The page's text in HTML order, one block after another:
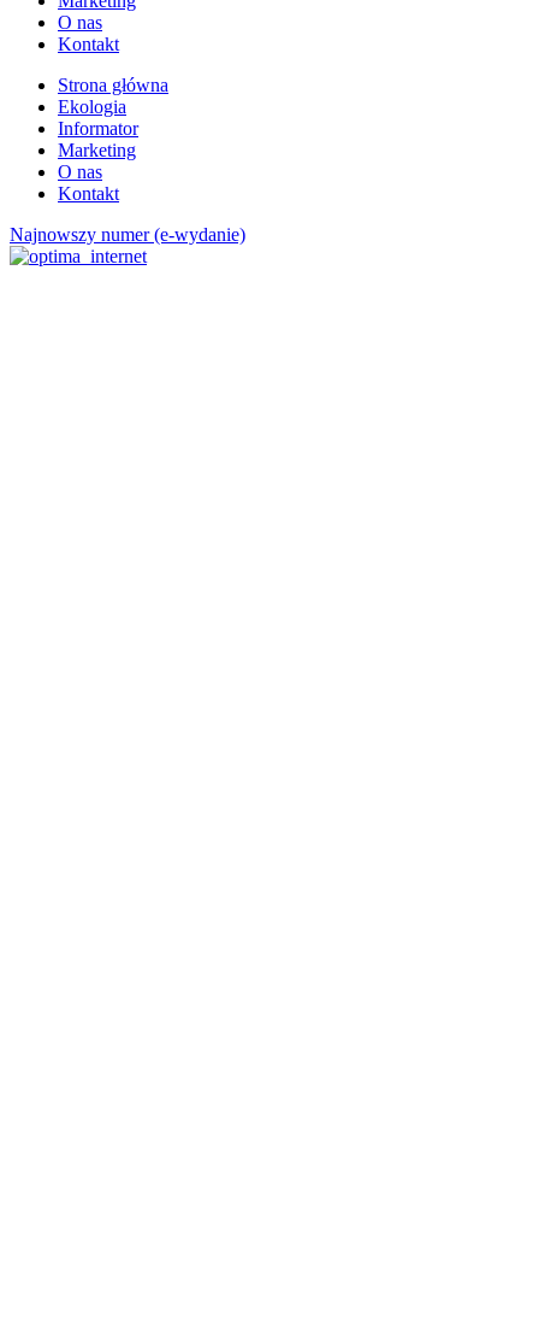
O nas
Kontakt
Strona główna
Ekologia
Informator
Marketing
O nas
Kontakt
Najnowszy numer (e-wydanie)